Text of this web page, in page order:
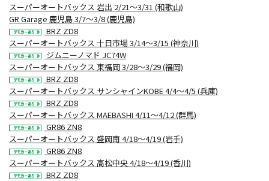
スーパーオートバックス 岩出 2/21～3/31 (和歌山)
GR Garage 鹿児島 3/7～3/8 (鹿児島)
BRZ ZD8
スーパーオートバックス 十日市場 3/14～3/15 (神奈川)
ジムニーノマド JC74W
スーパーオートバックス 東福岡 3/28～3/29 (福岡)
BRZ ZD8
スーパーオートバックス サンシャインKOBE 4/4～4/5 (兵庫)
BRZ ZD8
スーパーオートバックス MAEBASHI 4/11～4/12 (群馬)
GR86 ZN8
スーパーオートバックス 盛岡南 4/18～4/19 (岩手)
GR86 ZN8
スーパーオートバックス 高松中央 4/18～4/19 (香川)
BRZ ZD8